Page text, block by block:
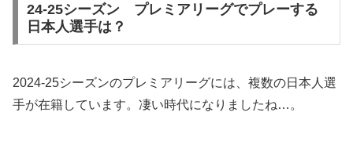
24-25シーズン プレミアリーグでプレーする
日本人選手は？
2024-25シーズンのプレミアリーグには、複数の日本人選
手が在籍しています。凄い時代になりましたね…。